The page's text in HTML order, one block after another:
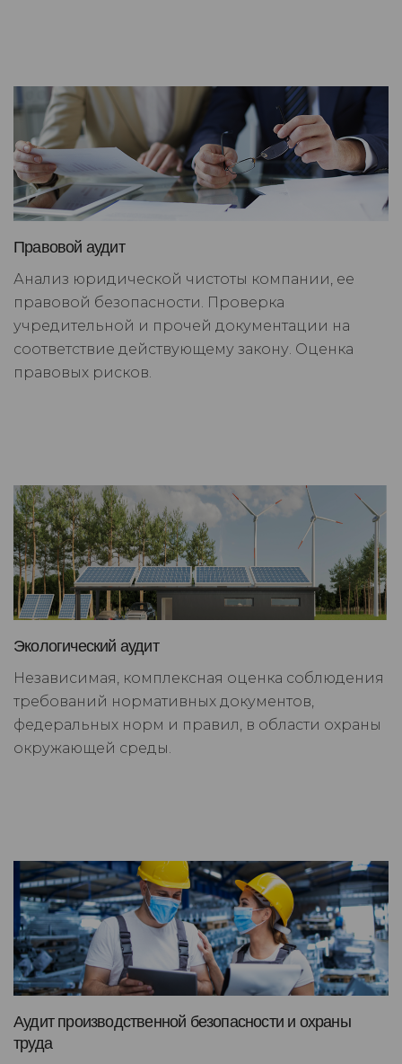
Правовой аудит
Анализ юридической чистоты компании, ее
правовой безопасности. Проверка
учредительной и прочей документации на
соответствие действующему закону. Оценка
правовых рисков.
Экологический аудит
Независимая, комплексная оценка соблюдения
требований нормативных документов,
федеральных норм и правил, в области охраны
окружающей среды.
Аудит производственной безопасности и охраны
труда